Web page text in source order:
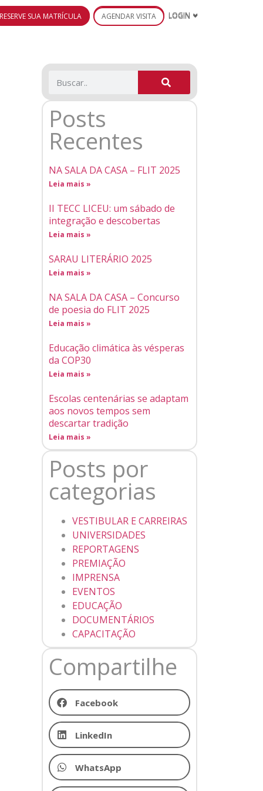
RESERVE SUA MATRÍCULA AGENDAR VISITA LOGIN
Posts
Recentes
NA SALA DA CASA – FLIT 2025
Leia mais »
II TECC LICEU: um sábado de
integração e descobertas
Leia mais »
SARAU LITERÁRIO 2025
Leia mais »
NA SALA DA CASA – Concurso
de poesia do FLIT 2025
Leia mais »
Educação climática às vésperas
da COP30
Leia mais »
Escolas centenárias se adaptam
aos novos tempos sem
descartar tradição
Leia mais »
Posts por
categorias
VESTIBULAR E CARREIRAS
UNIVERSIDADES
REPORTAGENS
PREMIAÇÃO
IMPRENSA
EVENTOS
EDUCAÇÃO
DOCUMENTÁRIOS
CAPACITAÇÃO
Compartilhe
Facebook
LinkedIn
WhatsApp